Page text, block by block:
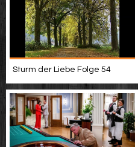
Sturm der Liebe Folge 54